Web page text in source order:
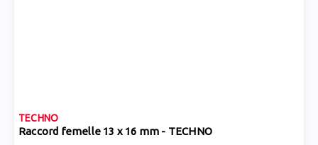
TECHNO
Raccord femelle 13 x 16 mm - TECHNO